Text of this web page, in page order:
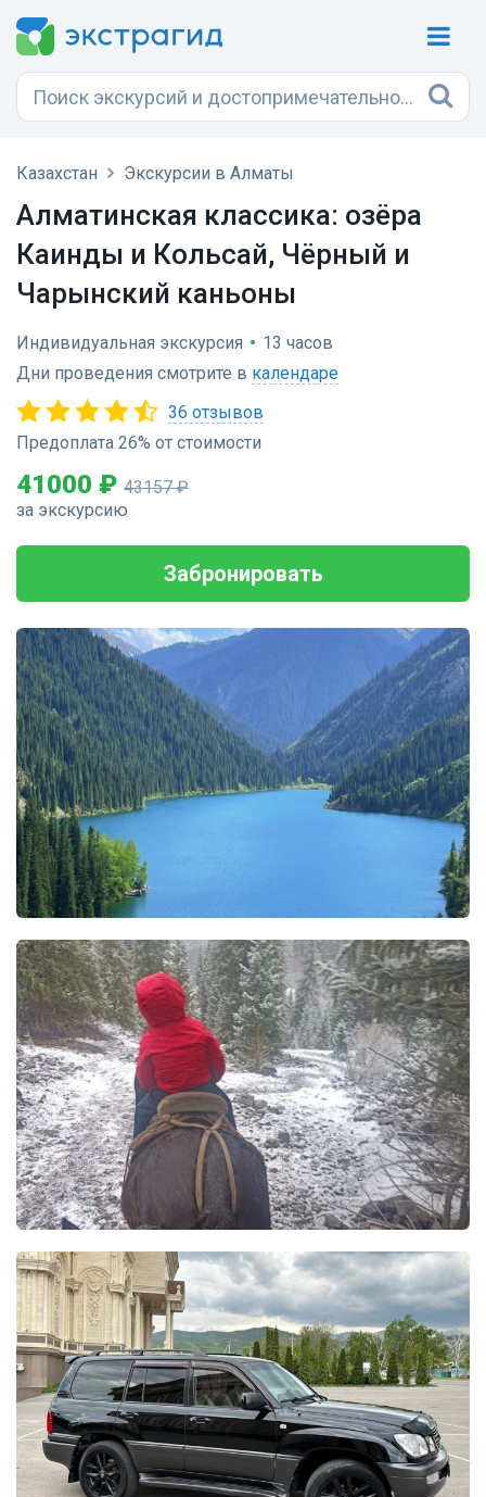
Казахстан Экскурсии в Алматы
Алматинская классика: озёра
Каинды и Кольсай, Чёрный и
Чарынский каньоны
Индивидуальная экскурсия • 13 часов
Дни проведения смотрите в календаре
36 отзывов
Предоплата 26% от стоимости
41000 ₽ 43157 ₽
за экскурсию
Забронировать